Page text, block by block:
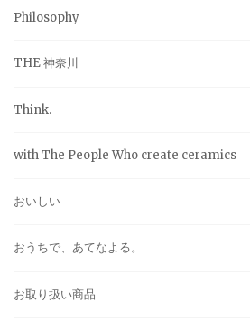
Philosophy
THE 神奈川
Think.
with The People Who create ceramics
おいしい
おうちで、あてなよる。
お取り扱い商品